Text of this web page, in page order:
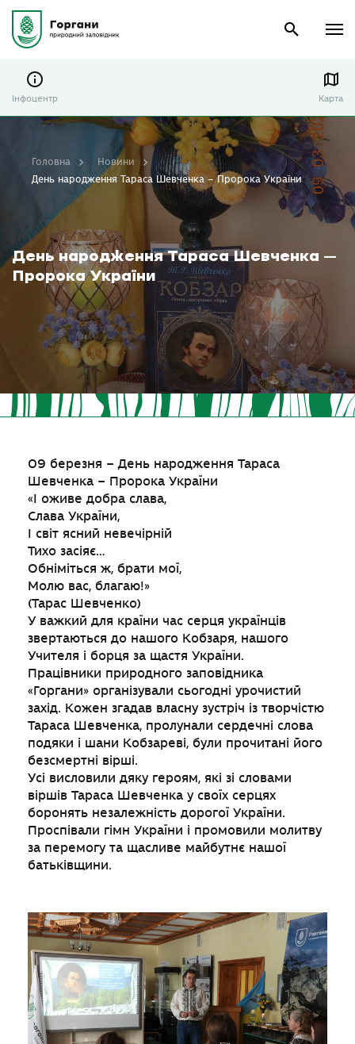
Інфоцентр Карта
День народження Тараса Шевченка –
Пророка України
Головна
Новини
День народження Тараса Шевченка – Пророка України
09 березня – День народження Тараса
Шевченка – Пророка України
«І оживе добра слава,
Слава України,
І світ ясний невечірній
Тихо засіяє…
Обніміться ж, брати мої,
Молю вас, благаю!»
(Тарас Шевченко)
У важкий для країни час серця українців
звертаються до нашого Кобзаря, нашого
Учителя і борця за щастя України.
Працівники природного заповідника
«Горгани» організували сьогодні урочистий
захід. Кожен згадав власну зустріч із творчістю
Тараса Шевченка, пролунали сердечні слова
подяки і шани Кобзареві, були прочитані його
безсмертні вірші.
Усі висловили дяку героям, які зі словами
віршів Тараса Шевченка у своїх серцях
боронять незалежність дорогої України.
Проспівали гімн України і промовили молитву
за перемогу та щасливе майбутнє нашої
батьківщини.